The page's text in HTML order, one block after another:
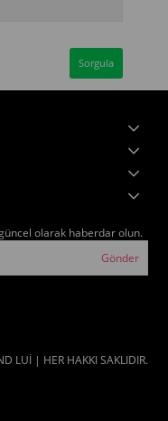
olarak haberdar olun.
Gönder
LUİ | HER HAKKI SAKLIDIR.